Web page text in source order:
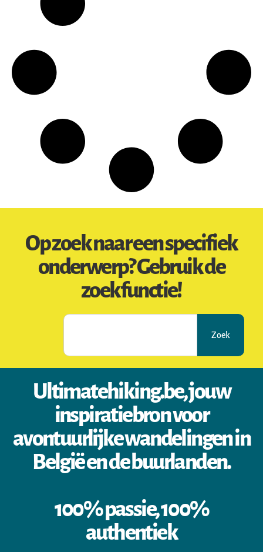
Op zoek naar een specifiek
onderwerp? Gebruik de
zoekfunctie!
Zoek
Ultimatehiking.be, jouw
inspiratiebron voor
avontuurlijke wandelingen in
België en de buurlanden.
100% passie, 100%
authentiek